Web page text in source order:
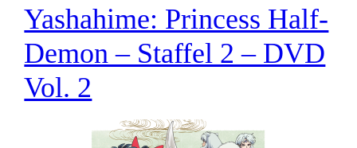
Yashahime: Princess Half-
Demon – Staffel 2 – DVD
Vol. 2